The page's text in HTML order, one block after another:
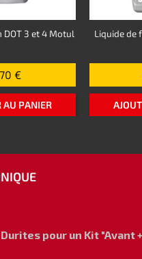
DOT 3 et 4 Motul
€
AU PANIER
Liquide de
pour un Kit "Avant +